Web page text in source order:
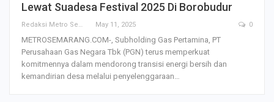
Lewat Suadesa Festival 2025 Di Borobudur
Redaksi Metro Semarang May 11, 2025 0
METROSEMARANG.COM-, Subholding Gas Pertamina, PT
Perusahaan Gas Negara Tbk (PGN) terus memperkuat
komitmennya dalam mendorong transisi energi bersih dan
kemandirian desa melalui penyelenggaraan…